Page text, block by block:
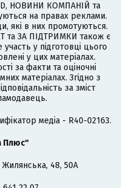
НОВИНИ КОМПАНІЙ та
на правах реклами.
які в них промотуються.
та ЗА ПІДТРИМКИ також є
у підготовці цього
у цих матеріалах.
за факти та оціночні
матеріалах. Згідно з
за зміст
медіа - R40-02163.
Плюс"
Жилянська, 48, 50А